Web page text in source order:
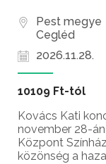
Pest megye
Cegléd
2026.11.28.
10109 Ft-tól
Kovács Kati
november 28-
Központ
közönség a